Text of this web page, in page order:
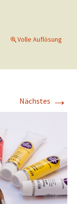
Volle Auflösung
Nächstes →